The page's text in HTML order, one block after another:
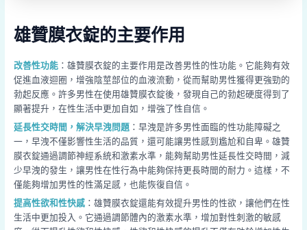
雄贊膜衣錠的主要作用
改善性功能：雄贊膜衣錠的主要作用是改善男性的性功能。它能夠有效
促進血液迴圈，增強陰莖部位的血液流動，從而幫助男性獲得更強勁的
勃起反應。許多男性在使用雄贊膜衣錠後，發現自己的勃起硬度得到了
顯著提升，在性生活中更加自如，增強了性自信。
延長性交時間，解決早洩問題：早洩是許多男性面臨的性功能障礙之
一，早洩不僅影響性生活的品質，還可能讓男性感到尷尬和自卑。雄贊
膜衣錠通過調節神經系統和激素水準，能夠幫助男性延長性交時間，減
少早洩的發生，讓男性在性行為中能夠保持更長時間的耐力。這樣，不
僅能夠增加男性的性滿足感，也能恢復自信。
提高性欲和性快感：雄贊膜衣錠還能有效提升男性的性欲，讓他們在性
生活中更加投入。它通過調節體內的激素水準，增加對性刺激的敏感